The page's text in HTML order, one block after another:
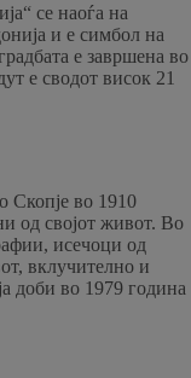
се наоѓа на
и е симбол на
е завршена во
е сводот висок 21
Скопје во 1910
од својот живот. Во
исечоци од
вклучително и
доби во 1979 година